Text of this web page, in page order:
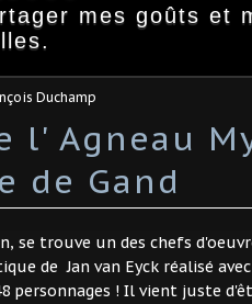
mes goûts et
Duchamp
l' Agneau
de Gand
se trouve un des chefs
de Jan van Eyck réalisé
personnages ! Il vient juste